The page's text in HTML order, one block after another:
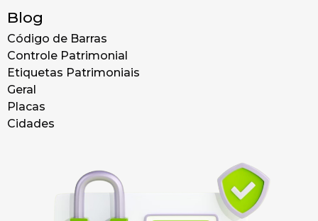
Blog
Código de Barras
Controle Patrimonial
Etiquetas Patrimoniais
Geral
Placas
Cidades